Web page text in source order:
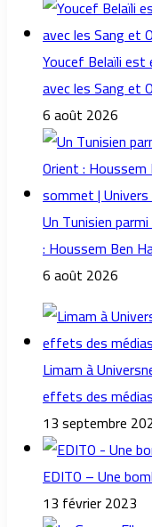
Youcef Belaïli
avec les Sang et
6 août 2026
Un Tunisien
: Houssem Ben
6 août 2026
Limam à
effets des
13 septembre
EDITO – Une
13 février 2023